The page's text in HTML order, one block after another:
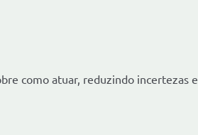
como atuar, reduzindo incertezas e